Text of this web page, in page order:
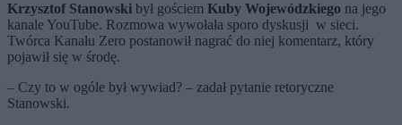
Krzysztof Stanowski był gościem Kuby Wojewódzkiego na jego
kanale YouTube. Rozmowa wywołała sporo dyskusji w sieci.
Twórca Kanału Zero postanowił nagrać do niej komentarz, który
pojawił się w środę.
– Czy to w ogóle był wywiad? – zadał pytanie retoryczne
Stanowski.